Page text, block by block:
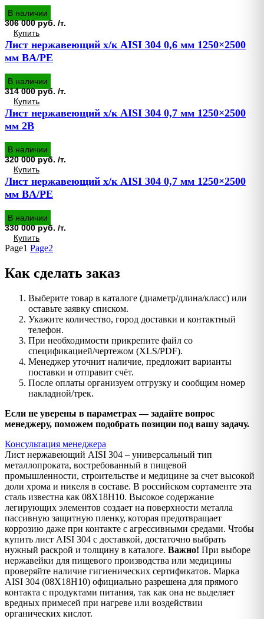
В наличии
306 000 руб. /т.
Купить
Лист нержавеющий х/к AISI 304 0,6 мм 1250×2500
мм BA/PE
В наличии
314 000 руб. /т.
Купить
Лист нержавеющий х/к AISI 304 0,7 мм 1250×2500
мм 2B
В наличии
320 000 руб. /т.
Купить
Лист нержавеющий х/к AISI 304 0,7 мм 1250×2500
мм BA/PE
В наличии
330 000 руб. /т.
Купить
Page1 Page2
Как сделать заказ
Выберите товар в каталоге (диаметр/длина/класс) или
оставьте заявку списком.
Укажите количество, город доставки и контактный
телефон.
При необходимости прикрепите файл со
спецификацией/чертежом (XLS/PDF).
Менеджер уточнит наличие, предложит варианты
поставки и отправит счёт.
После оплаты организуем отгрузку и сообщим номер
накладной/трек.
Если не уверены в параметрах — задайте вопрос
менеджеру, поможем подобрать позиции под вашу задачу.
Консультация менеджера
Лист нержавеющий AISI 304 – универсальный тип
металлопроката, востребованный в пищевой
промышленности, строительстве и медицине за счет высокой
доли хрома и никеля в составе. В российском сортаменте эта
сталь известна как 08Х18Н10. Высокое содержание
легирующих элементов создает на поверхности металла
пассивную защитную пленку, которая предотвращает
коррозию даже при контакте с агрессивными средами. Чтобы
купить лист AISI 304 с доставкой, достаточно выбрать
нужный раскрой и толщину в каталоге. Важно! При выборе
нержавейки для пищевого производства или медицины
проверяйте наличие гигиенических сертификатов. Марка
AISI 304 (08Х18Н10) официально разрешена для прямого
контакта с продуктами питания, так как она не выделяет
вредных примесей при нагреве или воздействии
органических кислот.